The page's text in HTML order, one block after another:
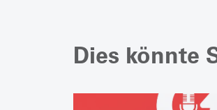
Dies könnte